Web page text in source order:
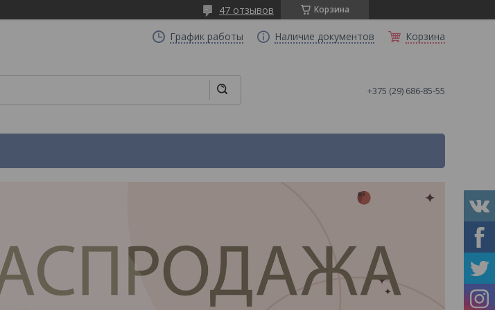
Корзина
47 отзывов
График работы Наличие документов Корзина
+375 (29) 686-85-55